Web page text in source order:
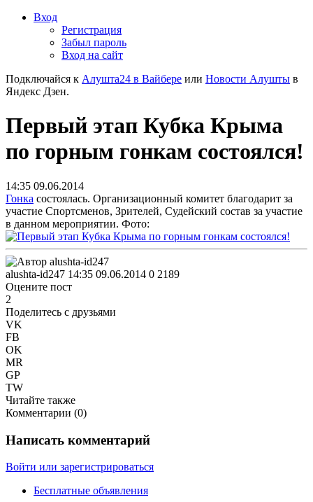
Вход
Регистрация
Забыл пароль
Вход на сайт
Подключайся к Алушта24 в Вайбере или Новости Алушты в
Яндекс Дзен.
Первый этап Кубка Крыма
по горным гонкам состоялся!
14:35 09.06.2014
Гонка состоялась. Организационный комитет благодарит за
участие Спортсменов, Зрителей, Судейский состав за участие
в данном мероприятии. Фото:
alushta-id247 14:35 09.06.2014 0 2189
Оцените пост
2
Поделитесь с друзьями
VK
FB
OK
MR
GP
TW
Читайте также
Комментарии (0)
Написать комментарий
Войти или зарегистрироваться
Бесплатные объявления